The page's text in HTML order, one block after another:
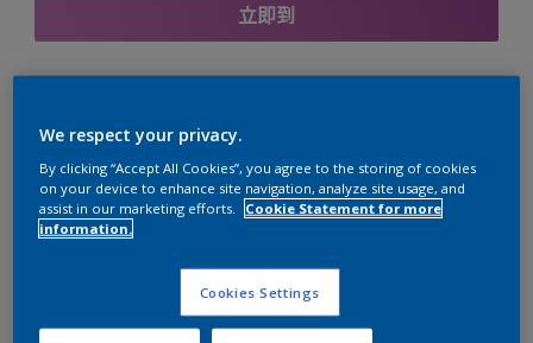
立即到
與之協調的色彩組合
We respect your privacy.
By clicking “Accept All Cookies”, you agree to the storing of cookies
on your device to enhance site navigation, analyze site usage, and
assist in our marketing efforts.
Cookie Statement for more
information.
Cookies Settings